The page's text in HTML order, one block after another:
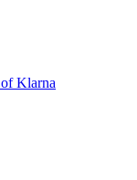
Klarna